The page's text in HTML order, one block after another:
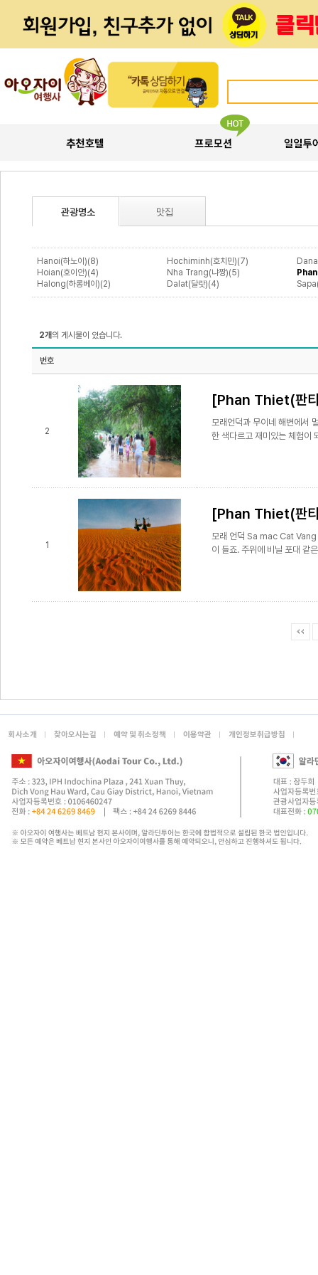
관광명소 맛집
Hanoi(하노이)(8) Hochiminh(호치민)(7)
Hoian(호이안)(4)
Nha Trang(냐짱)(5)
Halong(하롱베이)(2)
Dalat(달랏)(4)
2개의 게시물이 있습니다.
번호
2
[Phan Thiet(판
모래언덕과 무이네 해변에서
한 색다르고 재미있는 체험이
1
[Phan Thiet(판
모래 언덕 Sa mac Cat Vang
이 들죠. 주위에 비닐 포대 같
회사소개 찾아오시는길 예약 및 취소정책 이용약관 개인정보취급방침